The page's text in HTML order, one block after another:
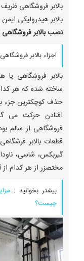
بالابر فروشگاهی
بالابر هیدرولیکی
نصب بالابر فروشگاهی
اجزاء بالابر فروشگاهی
بالابر فروشگاهی
ساخته شده که هر
حذف کوچکترین جزء
افتادن حرکت می
فروشگاهی از سالم
قطعات بالابر
گیربکس، شاسی،
مختصزر از هر کدام از
بیشتر بخوانید :
چیست؟